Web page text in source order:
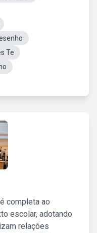
Te
completa ao
escolar, adotando
relações